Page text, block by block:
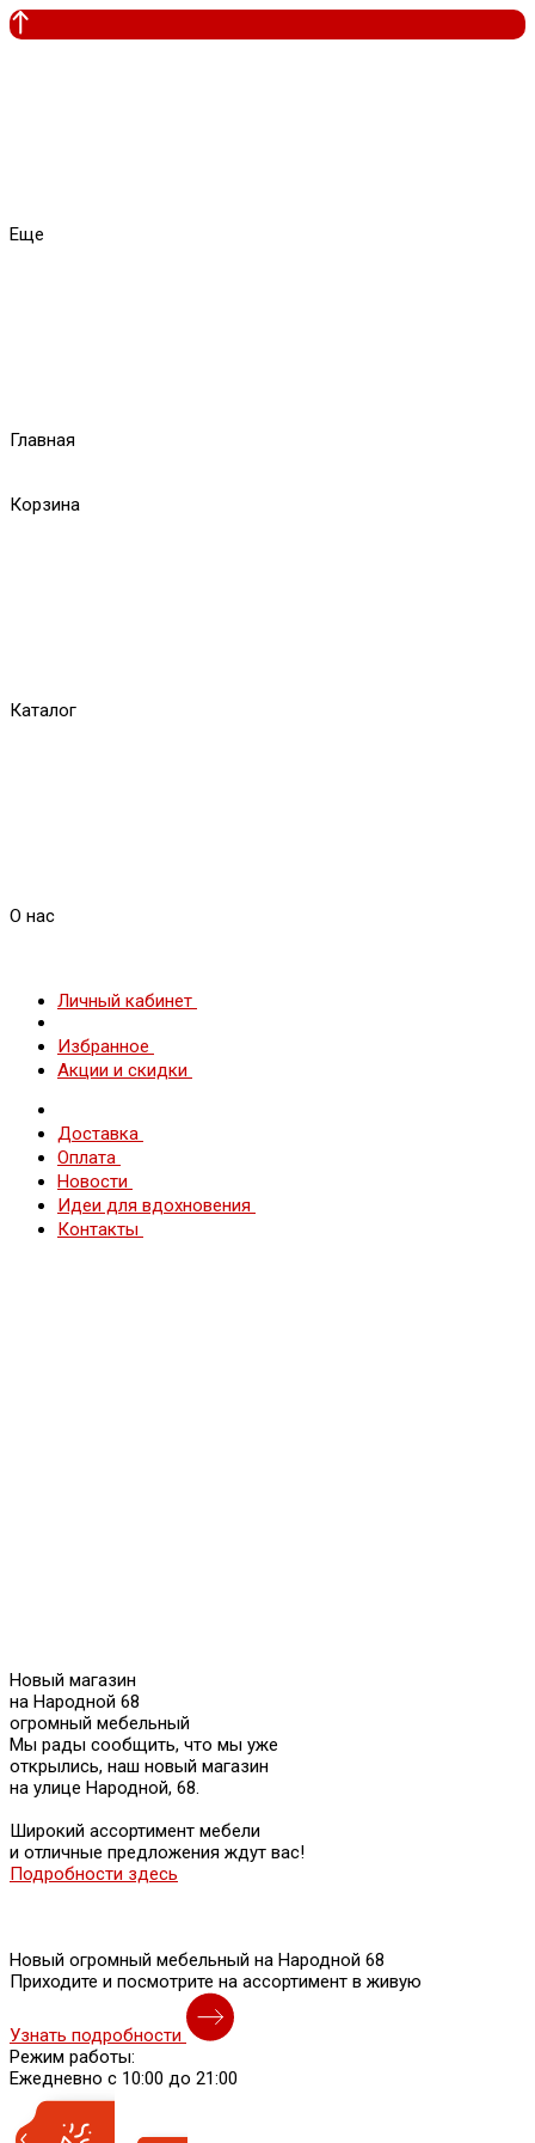
Еще
Главная
Корзина
Каталог
О нас
Личный кабинет
Избранное
Акции и скидки
Доставка
Оплата
Новости
Идеи для вдохновения
Контакты
Новый магазин
на Народной 68
огромный мебельный
Мы рады сообщить, что мы уже
открылись, наш новый магазин
на улице Народной, 68.
Широкий ассортимент мебели
и отличные предложения ждут вас!
Подробности здесь
Новый огромный мебельный на Народной 68
Приходите и посмотрите на ассортимент в живую
Узнать подробности
Режим работы:
Ежедневно с 10:00 до 21:00